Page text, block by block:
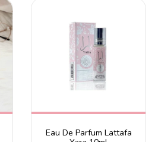
Eau De Parfum Lattafa